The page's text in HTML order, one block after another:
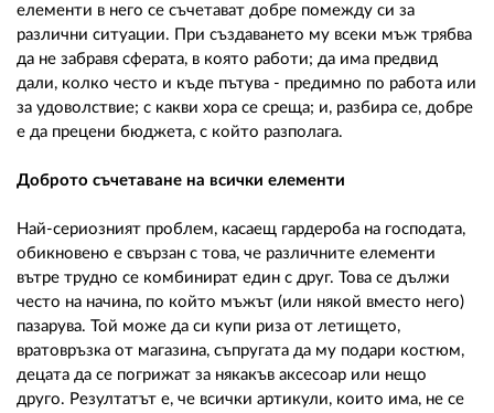
елементи в него се съчетават добре помежду си за
различни ситуации. При създаването му всеки мъж трябва
да не забравя сферата, в която работи; да има предвид
дали, колко често и къде пътува - предимно по работа или
за удоволствие; с какви хора се среща; и, разбира се, добре
е да прецени бюджета, с който разполага.
Доброто съчетаване на всички елементи
Най-сериозният проблем, касаещ гардероба на господата,
обикновено е свързан с това, че различните елементи
вътре трудно се комбинират един с друг. Това се дължи
често на начина, по който мъжът (или някой вместо него)
пазарува. Той може да си купи риза от летището,
вратовръзка от магазина, съпругата да му подари костюм,
децата да се погрижат за някакъв аксесоар или нещо
друго. Резултатът е, че всички артикули, които има, не се